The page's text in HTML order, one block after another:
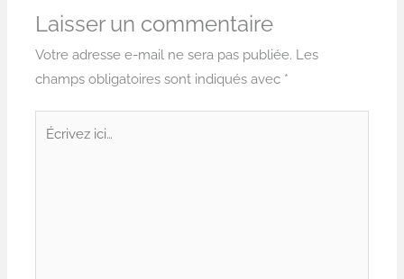
Laisser un commentaire
Votre adresse e-mail ne sera pas publiée. Les
champs obligatoires sont indiqués avec *